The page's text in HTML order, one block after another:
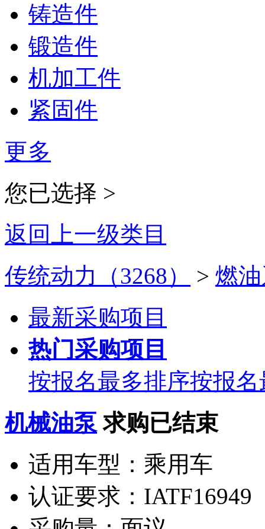
铸造件
锻造件
机加工件
紧固件
更多
您已选择 >
返回上一级类目
传统动力（3268）
> 燃
最新采购项目
热门采购项目
按报名最多排序按报
机械油泵 求购已结束
适用车型： 乘用车
认证要求： IATF16949